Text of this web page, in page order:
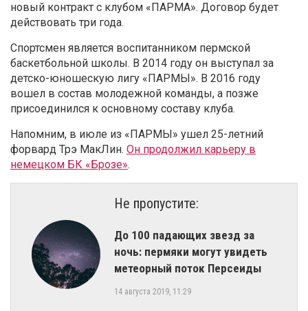
новый контракт с клубом «ПАРМА». Договор будет
действовать три года.
Спортсмен является воспитанником пермской
баскетбольной школы. В 2014 году он выступал за
детско-юношескую лигу «ПАРМЫ». В 2016 году
вошел в состав молодежной команды, а позже
присоединился к основному составу клуба.
Напомним, в июле из «ПАРМЫ» ушел 25-летний
форвард Трэ МакЛин. Он продолжил карьеру в
немецком БК «Брозе».
Не пропустите:
​До 100 падающих звезд за
ночь: пермяки могут увидеть
метеорный поток Персеиды
14 августа 2019, 11:29